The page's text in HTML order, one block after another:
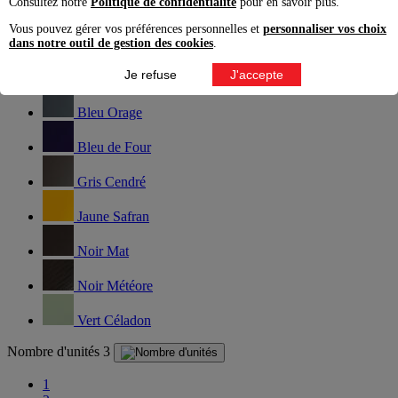
Blanc Amande
Blanc Emaillé
Blanc Relief
Bleu Orage
Bleu de Four
Gris Cendré
Jaune Safran
Noir Mat
Noir Météore
Vert Céladon
Nombre d'unités 3
1
Vous pouvez gérer vos préférences personnelles et personnaliser vos choix
dans notre outil de gestion des cookies.
Je refuse J'accepte